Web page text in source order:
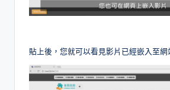
貼上後，您就可以看見影片已經嵌入至網